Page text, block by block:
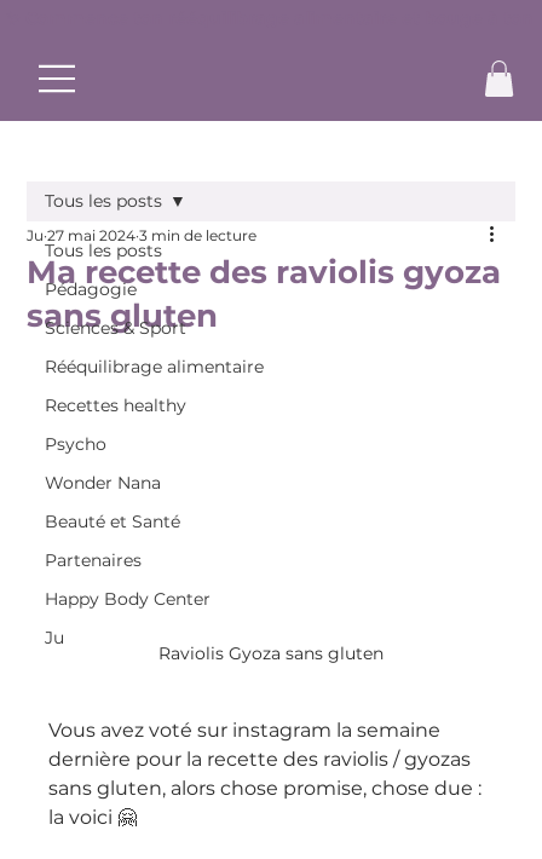
Tous les posts
Pédagogie
Sciences & Sport
Rééquilibrage alimentaire
Recettes healthy
Psycho
Wonder Nana
Beauté et Santé
Partenaires
Happy Body Center
Ju
Tous les posts
Ma recette des raviolis gyoza
sans gluten
Ju 27 mai 2024 3 min de lecture
Raviolis Gyoza sans gluten
Vous avez voté sur instagram la semaine
dernière pour la recette des raviolis / gyozas
sans gluten, alors chose promise, chose due :
la voici 🤗